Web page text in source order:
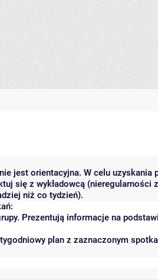
jest orientacyjna. W celu
się z wykładowcą (nieregularności
niż co tydzień).
Prezentują informacje na
plan z zaznaczonym